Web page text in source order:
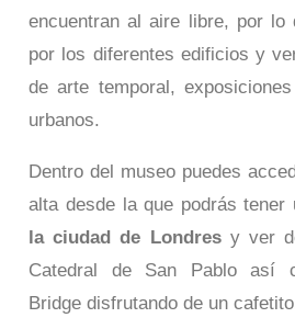
encuentran al aire libre, por lo
por los diferentes edificios y
de arte temporal,
urbanos.
Dentro del museo puedes
alta desde la que podrás tener
la ciudad de Londresy ver
Catedral de San Pablo así
Bridge disfrutando de un